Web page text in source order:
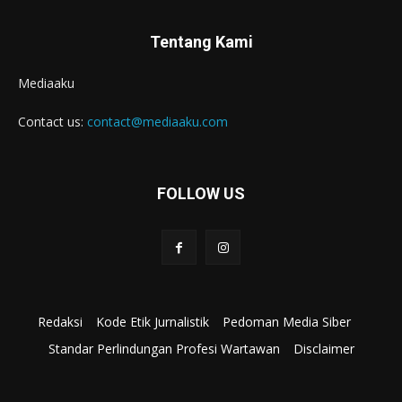
Tentang Kami
Mediaaku
Contact us: contact@mediaaku.com
FOLLOW US
Redaksi Kode Etik Jurnalistik
Pedoman Media Siber
Standar Perlindungan Profesi Wartawan
Disclaimer